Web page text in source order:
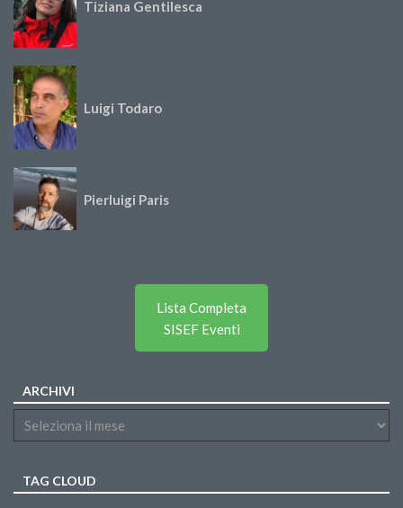
Tiziana Gentilesca
Luigi Todaro
Pierluigi Paris
Lista Completa
SISEF Eventi
ARCHIVI
TAG CLOUD